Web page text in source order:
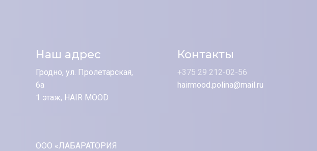
Наш адрес
Гродно, ул. Пролетарская,
6а
1 этаж, HAIR MOOD
Контакты
+375 29 212-02-56
hairmood.polina@mail.ru
ООО «ЛАБАРАТОРИЯ